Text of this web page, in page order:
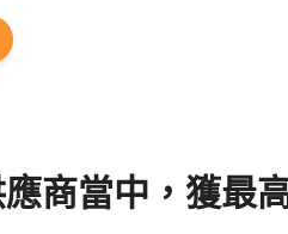
商當中，獲最